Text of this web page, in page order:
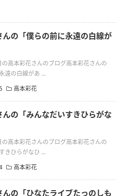
んの「僕らの前に永遠の白線が
高本彩花さんのブログ高本彩花さんの
遠の白線があ ...
高本彩花
んの「みんなだいすきひらがな
高本彩花さんのブログ高本彩花さんの
きひらがなひ ...
高本彩花
んの「ひなたライブたっのしも